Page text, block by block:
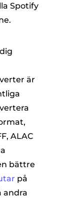
Spotify
är
ALAC
bättre
på
andra